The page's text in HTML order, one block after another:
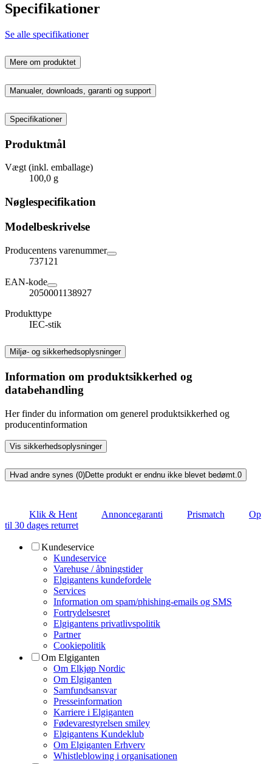
Specifikationer
Se alle specifikationer
Mere om produktet
Manualer, downloads, garanti og support
Specifikationer
Produktmål
Vægt (inkl. emballage)
100,0 g
Nøglespecifikation
Modelbeskrivelse
Producentens varenummer
737121
EAN-kode
2050001138927
Produkttype
IEC-stik
Miljø- og sikkerhedsoplysninger
Information om produktsikkerhed og
databehandling
Her finder du information om generel produktsikkerhed og
producentinformation
Vis sikkerhedsoplysninger
Hvad andre synes (0)Dette produkt er endnu ikke blevet bedømt. 0
Klik & Hent Annoncegaranti Prismatch
Op
til 30 dages returret
Kundeservice
Kundeservice
Varehuse / åbningstider
Elgigantens kundefordele
Services
Information om spam/phishing-emails og SMS
Fortrydelsesret
Elgigantens privatlivspolitik
Partner
Cookiepolitik
Om Elgiganten
Om Elkjøp Nordic
Om Elgiganten
Samfundsansvar
Presseinformation
Karriere i Elgiganten
Fødevarestyrelsen smiley
Elgigantens Kundeklub
Om Elgiganten Erhverv
Whistleblowing i organisationen